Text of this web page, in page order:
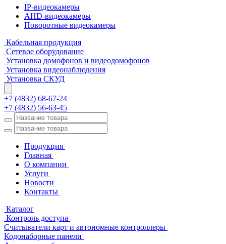
IP-видеокамеры
AHD-видеокамеры
Поворотные видеокамеры
Кабельная продукция
Сетевое оборудование
Установка домофонов и видеодомофонов
Установка видеонаблюдения
Установка СКУД
+7 (4832) 68-67-24
+7 (4832) 56-63-45
Продукция
Главная
О компании
Услуги
Новости
Контакты
Каталог
Контроль доступа
Считыватели карт и автономные контроллеры
Кодонаборные панели